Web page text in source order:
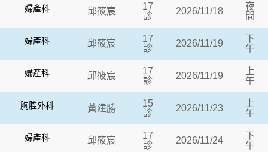
婦產科 邱筱宸
17
診
2026/11/18
夜
間
婦產科 邱筱宸
17
診
2026/11/19
下
午
婦產科 邱筱宸
17
診
2026/11/19
上
午
胸腔外科 黃建勝
15
診
2026/11/23
上
午
婦產科 邱筱宸
17
診
2026/11/24
下
午